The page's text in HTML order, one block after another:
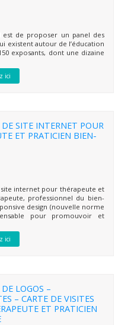
de proposer un panel des
existent autour de l’éducation
exposants, dont une dizaine
ici
SITE INTERNET POUR
ET PRATICIEN BIEN-
internet pour thérapeute et
professionnel du bien-
design (nouvelle norme
pour promouvoir et
ici
LOGOS –
– CARTE DE VISITES
ET PRATICIEN